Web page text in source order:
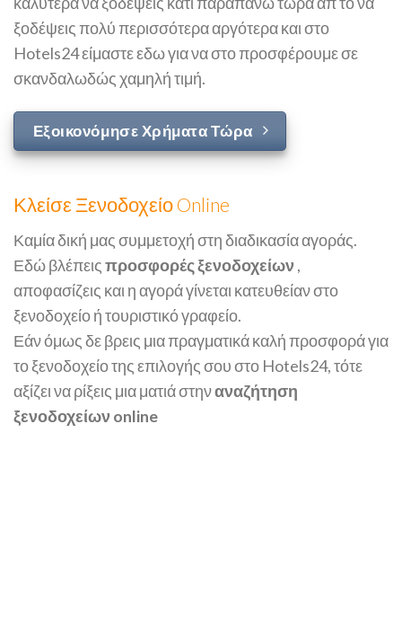
ξοδέψεις πολύ περισσότερα αργότερα και στο
Hotels24 είμαστε εδω για να στο προσφέρουμε σε
σκανδαλωδώς χαμηλή τιμή.
Εξοικονόμησε Χρήματα Τώρα
Κλείσε Ξενοδοχείο Online
Καμία δική μας συμμετοχή στη διαδικασία αγοράς.
Εδώ βλέπειςπροσφορές ξενοδοχείων ,
αποφασίζεις και η αγορά γίνεται κατευθείαν στο
ξενοδοχείο ή τουριστικό γραφείο.
Εάν όμως δε βρεις μια πραγματικά καλή προσφορά για
το ξενοδοχείο της επιλογής σου στο Hotels24, τότε
αξίζει να ρίξεις μια ματιά στηναναζήτηση
ξενοδοχείων online